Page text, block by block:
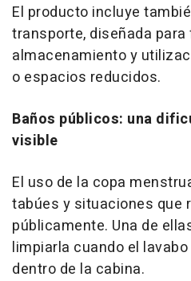
El producto incluye
transporte, diseñada
almacenamiento y
o espacios reducidos.
Baños públicos: una
visible
El uso de la copa
tabúes y situaciones que
públicamente. Una de
limpiarla cuando el
dentro de la cabina.